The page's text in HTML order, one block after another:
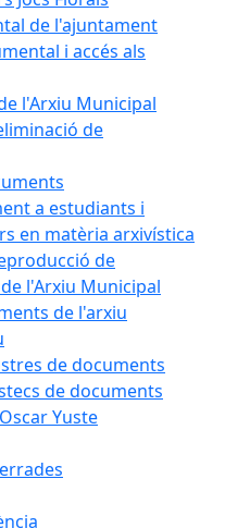
de l'ajuntament
i accés als
l'Arxiu Municipal
de
a estudiants i
en matèria arxivística
de
l'Arxiu Municipal
de l'arxiu
de documents
de documents
Yuste